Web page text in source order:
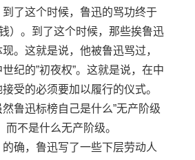
了这个时候，鲁迅的骂功终于
）。到了这个时候，那些挨鲁迅
。这就是说，他被鲁迅骂过，
纪的”初夜权”。这就是说，在中
受的必须要加以履行的仪式。
鲁迅标榜自己是什么”无产阶级
不是什么无产阶级。
确，鲁迅写了一些下层劳动人